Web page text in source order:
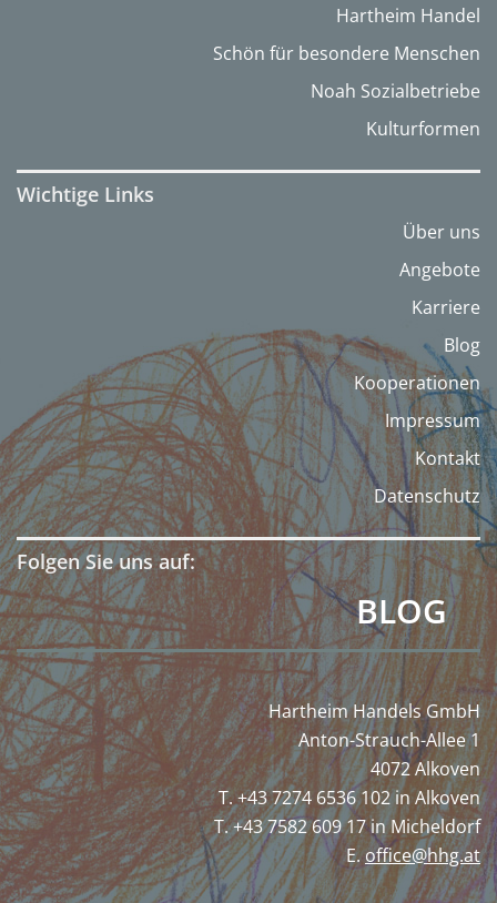
Hartheim Handel
Schön für besondere Menschen
Noah Sozialbetriebe
Kulturformen
Wichtige Links
Über uns
Angebote
Karriere
Blog
Kooperationen
Impressum
Kontakt
Datenschutz
Folgen Sie uns auf:
BLOG
Hartheim Handels GmbH
Anton-Strauch-Allee 1
4072 Alkoven
T. +43 7274 6536 102 in Alkoven
T. +43 7582 609 17 in Micheldorf
E.office@hhg.at